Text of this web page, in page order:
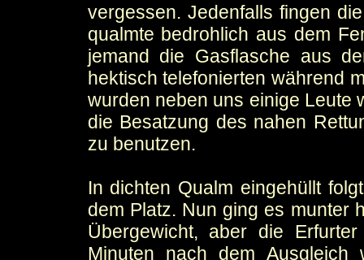
vergessen. Jedenfalls fingen
qualmte bedrohlich aus dem
jemand die Gasflasche aus
hektisch telefonierten während
wurden neben uns einige Leute
die Besatzung des nahen
zu benutzen.
In dichten Qualm eingehüllt
dem Platz. Nun ging es munter
Übergewicht, aber die
Minuten nach dem